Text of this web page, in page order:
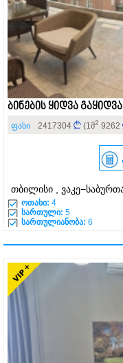
ბინების ყიდვა გაყიდვა
ფასი 2417304 (1მ2 9262
თბილისი ,
ოთახი: 4
სართული: 5
სართულიანობა: 6